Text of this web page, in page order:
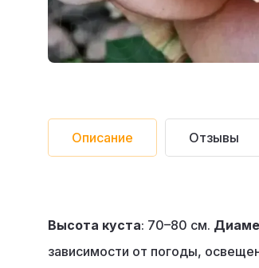
Описание Отзывы
Высота куста: 70–80 см.
зависимости от погоды,